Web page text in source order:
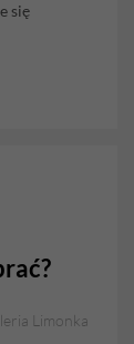
się
Limonka